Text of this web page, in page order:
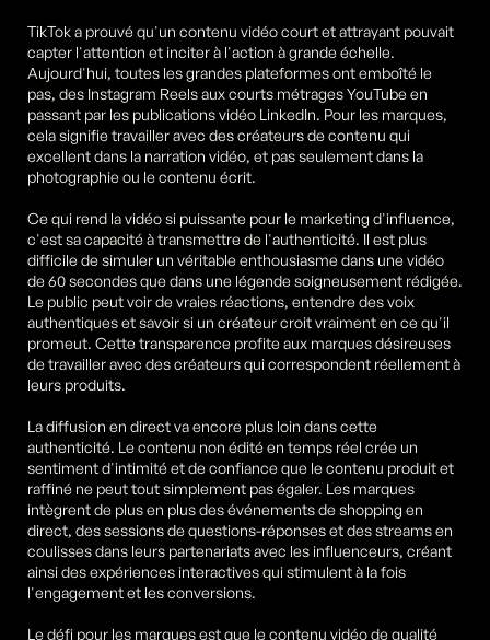
TikTok a prouvé qu'un contenu vidéo court et attrayant pouvait
capter l'attention et inciter à l'action à grande échelle.
Aujourd'hui, toutes les grandes plateformes ont emboîté le
pas, des Instagram Reels aux courts métrages YouTube en
passant par les publications vidéo LinkedIn. Pour les marques,
cela signifie travailler avec des créateurs de contenu qui
excellent dans la narration vidéo, et pas seulement dans la
photographie ou le contenu écrit.
Ce qui rend la vidéo si puissante pour le marketing d'influence,
c'est sa capacité à transmettre de l'authenticité. Il est plus
difficile de simuler un véritable enthousiasme dans une vidéo
de 60 secondes que dans une légende soigneusement rédigée.
Le public peut voir de vraies réactions, entendre des voix
authentiques et savoir si un créateur croit vraiment en ce qu'il
promeut. Cette transparence profite aux marques désireuses
de travailler avec des créateurs qui correspondent réellement à
leurs produits.
La diffusion en direct va encore plus loin dans cette
authenticité. Le contenu non édité en temps réel crée un
sentiment d'intimité et de confiance que le contenu produit et
raffiné ne peut tout simplement pas égaler. Les marques
intègrent de plus en plus des événements de shopping en
direct, des sessions de questions-réponses et des streams en
coulisses dans leurs partenariats avec les influenceurs, créant
ainsi des expériences interactives qui stimulent à la fois
l'engagement et les conversions.
Le défi pour les marques est que le contenu vidéo de qualité